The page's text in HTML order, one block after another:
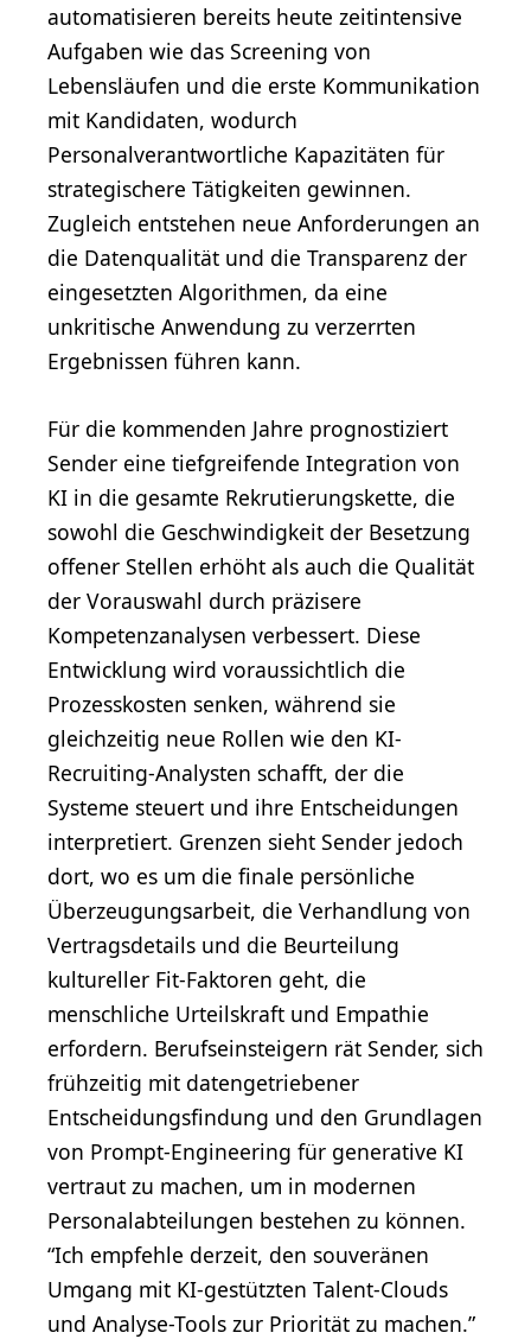
automatisieren bereits heute zeitintensive
Aufgaben wie das Screening von
Lebensläufen und die erste Kommunikation
mit Kandidaten, wodurch
Personalverantwortliche Kapazitäten für
strategischere Tätigkeiten gewinnen.
Zugleich entstehen neue Anforderungen an
die Datenqualität und die Transparenz der
eingesetzten Algorithmen, da eine
unkritische Anwendung zu verzerrten
Ergebnissen führen kann.
Für die kommenden Jahre prognostiziert
Sender eine tiefgreifende Integration von
KI in die gesamte Rekrutierungskette, die
sowohl die Geschwindigkeit der Besetzung
offener Stellen erhöht als auch die Qualität
der Vorauswahl durch präzisere
Kompetenzanalysen verbessert. Diese
Entwicklung wird voraussichtlich die
Prozesskosten senken, während sie
gleichzeitig neue Rollen wie den KI-
Recruiting-Analysten schafft, der die
Systeme steuert und ihre Entscheidungen
interpretiert. Grenzen sieht Sender jedoch
dort, wo es um die finale persönliche
Überzeugungsarbeit, die Verhandlung von
Vertragsdetails und die Beurteilung
kultureller Fit-Faktoren geht, die
menschliche Urteilskraft und Empathie
erfordern. Berufseinsteigern rät Sender, sich
frühzeitig mit datengetriebener
Entscheidungsfindung und den Grundlagen
von Prompt-Engineering für generative KI
vertraut zu machen, um in modernen
Personalabteilungen bestehen zu können.
“Ich empfehle derzeit, den souveränen
Umgang mit KI-gestützten Talent-Clouds
und Analyse-Tools zur Priorität zu machen.”